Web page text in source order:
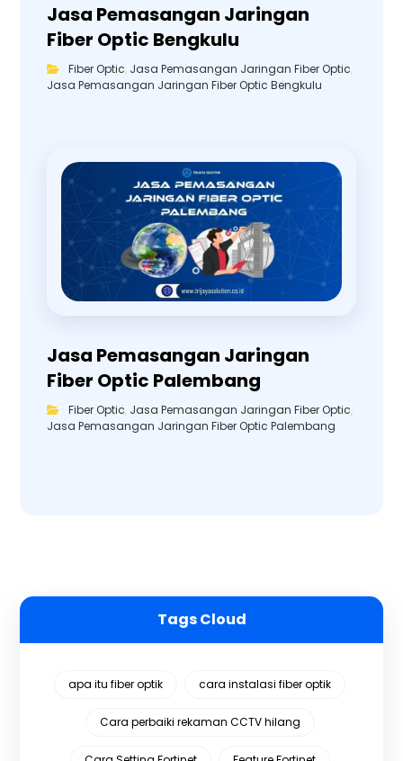
Jasa Pemasangan Jaringan
Fiber Optic Bengkulu
Fiber Optic, Jasa Pemasangan Jaringan Fiber Optic,
Jasa Pemasangan Jaringan Fiber Optic Bengkulu
Jasa Pemasangan Jaringan
Fiber Optic Palembang
Fiber Optic, Jasa Pemasangan Jaringan Fiber Optic,
Jasa Pemasangan Jaringan Fiber Optic Palembang
Tags Cloud
apa itu fiber optik cara instalasi fiber optik
Cara perbaiki rekaman CCTV hilang